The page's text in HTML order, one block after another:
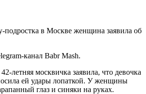
канал Babr Mash.
летняя москвичка заявила, что девочка
ей удары лопаткой. У женщины
глаз и синяки на руках.